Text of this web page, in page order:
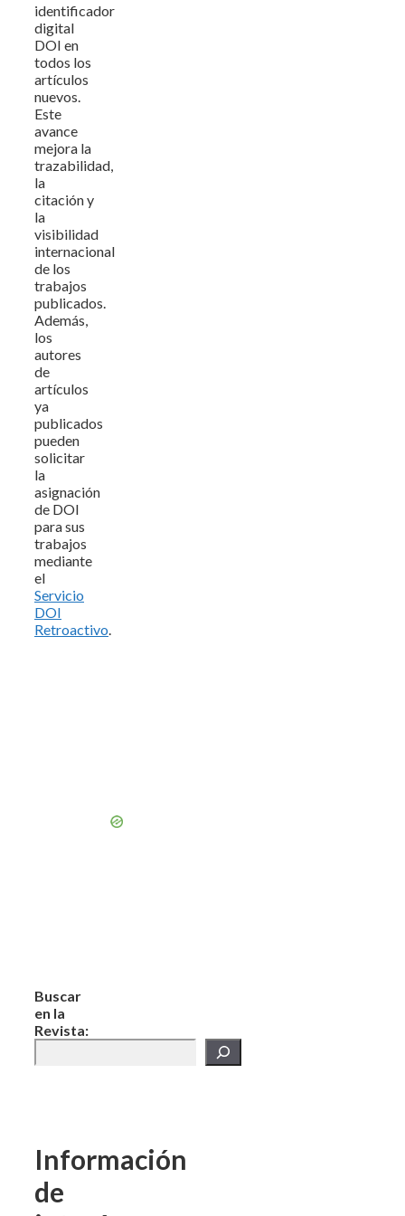
identificador
digital
DOI en
todos los
artículos
nuevos.
Este
avance
mejora la
trazabilidad,
la
citación y
la
visibilidad
internacional
de los
trabajos
publicados.
Además,
los
autores
de
artículos
ya
publicados
pueden
solicitar
la
asignación
de DOI
para sus
trabajos
mediante
el
Servicio
DOI
Retroactivo.
Buscar
en la
Revista:
Información
de